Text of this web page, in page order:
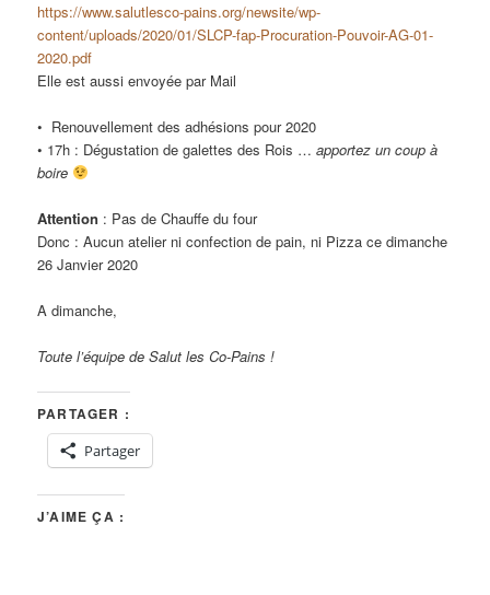
https://www.salutlesco-pains.org/newsite/wp-
content/uploads/2020/01/SLCP-fap-Procuration-Pouvoir-AG-01-
2020.pdf
Elle est aussi envoyée par Mail
• Renouvellement des adhésions pour 2020
• 17h : Dégustation de galettes des Rois …apportez un coup à
boire
Attention : Pas de Chauffe du four
Donc : Aucun atelier ni confection de pain, ni Pizza ce dimanche
26 Janvier 2020
A dimanche,
Toute l’équipe de Salut les Co-Pains !
PARTAGER :
Partager
J’AIME ÇA :